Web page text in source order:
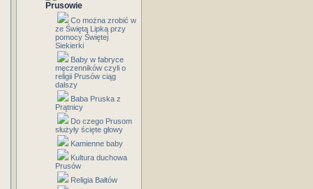
Prusowie
Co można zrobić w
ze Świętą Lipką przy
pomocy Świętej
Siekierki
Baby w fabryce
męczenników czyli o
religii Prusów ciąg
dalszy
Baba Pruska z
Prątnicy
Do czego Prusom
służyły ścięte głowy
Kamienne baby
Kultura duchowa
Prusów
Religia Bałtów